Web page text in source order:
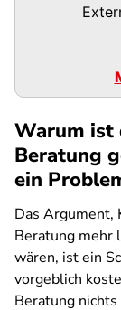
Warum ist
Beratung
ein
Das Argument,
Beratung mehr
wären, ist ein
vorgeblich
Beratung